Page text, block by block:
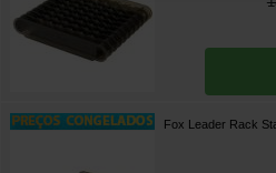
Fox Leader Rack